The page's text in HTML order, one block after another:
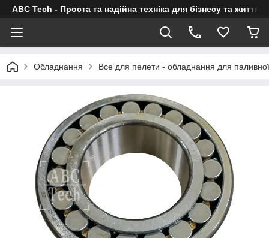
ABC Tech - Проста та надійна техніка для бізнесу та життя
Обладнання Все для пелети - обладнання для